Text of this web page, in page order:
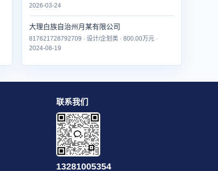
2026-03-24
大理白族自治州月某有限公司
817621728792709 · 设计/企划类 · 800.00万元 ·
2024-08-19
联系我们
13281005354